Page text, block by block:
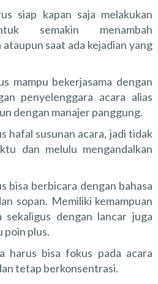
siap kapan saja melakukan
semakin menambah
saat ada kejadian yang
mampu bekerjasama dengan
penyelenggara acara alias
dengan manajer panggung.
hafal susunan acara, jadi tidak
dan melulu mengandalkan
bisa berbicara dengan bahasa
sopan. Memiliki kemampuan
sekaligus dengan lancar juga
poin plus.
harus bisa fokus pada acara
tetap berkonsentrasi.